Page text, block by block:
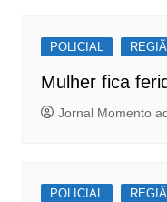
o
o
k
p
p
POLICIAL
Mulher fica
Jornal Momento
POLICIAL